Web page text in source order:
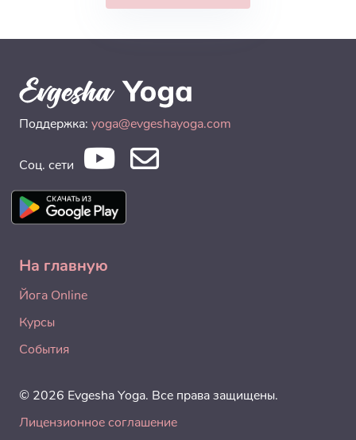
Поддержка: yoga@evgeshayoga.com
Соц. сети
На главную
Йога Online
Курсы
События
© 2026 Evgesha Yoga. Все права защищены.
Лицензионное соглашение